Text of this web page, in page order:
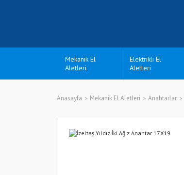
Mekanik El
Aletleri
Elektrikli El
Aletleri
Anasayfa Mekanik El Aletleri Anahtarlar